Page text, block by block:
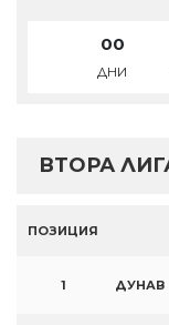
00
ДНИ
ВТОРА
ПОЗИЦИЯ
1 ДУНАВ